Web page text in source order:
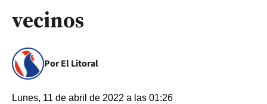
vecinos
Por El Litoral
Lunes, 11 de abril de 2022 a las 01:26